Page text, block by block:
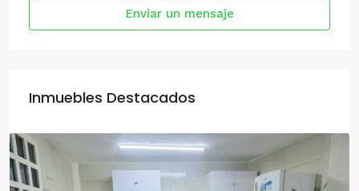
Enviar un mensaje
Inmuebles Destacados